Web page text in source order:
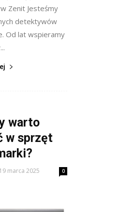
Zenit Jesteśmy
detektywów
Od lat wspieramy
warto
w sprzęt
19 marca 2025 0